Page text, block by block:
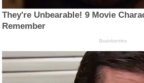
They're Unbearable! 9 Movie
Remember
Brainberries